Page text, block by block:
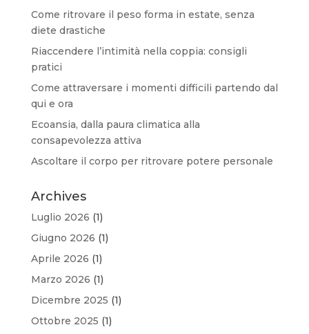
Come ritrovare il peso forma in estate, senza
diete drastiche
Riaccendere l’intimità nella coppia: consigli
pratici
Come attraversare i momenti difficili partendo dal
qui e ora
Ecoansia, dalla paura climatica alla
consapevolezza attiva
Ascoltare il corpo per ritrovare potere personale
Archives
Luglio 2026 (1)
Giugno 2026 (1)
Aprile 2026 (1)
Marzo 2026 (1)
Dicembre 2025 (1)
Ottobre 2025 (1)